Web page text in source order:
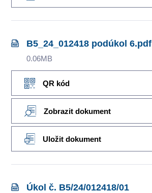
B5_24_012418 podúkol 6.pdf
0.06MB
QR kód
Zobrazit dokument
Uložit dokument
Úkol č. B5/24/012418/01